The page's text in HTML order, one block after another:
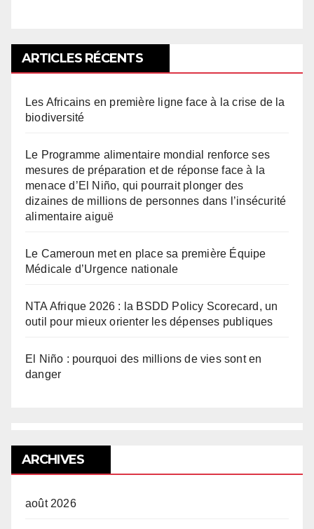
ARTICLES RÉCENTS
Les Africains en première ligne face à la crise de la
biodiversité
Le Programme alimentaire mondial renforce ses
mesures de préparation et de réponse face à la
menace d’El Niño, qui pourrait plonger des
dizaines de millions de personnes dans l’insécurité
alimentaire aiguë
Le Cameroun met en place sa première Équipe
Médicale d’Urgence nationale
NTA Afrique 2026 : la BSDD Policy Scorecard, un
outil pour mieux orienter les dépenses publiques
El Niño : pourquoi des millions de vies sont en
danger
ARCHIVES
août 2026